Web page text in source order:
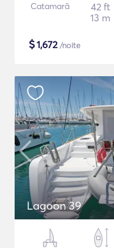
Catamarã
42 ft
13 m
$1,672/noite
Lagoon 39